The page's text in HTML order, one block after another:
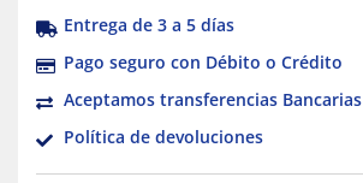
Entrega de 3 a 5 días
Pago seguro con Débito o Crédito
Aceptamos transferencias Bancarias
Política de devoluciones